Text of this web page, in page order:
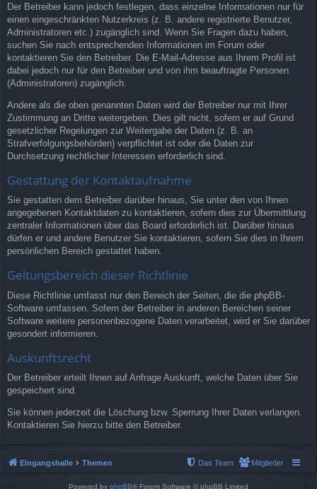
Der Betreiber kann jedoch festlegen, dass einzelne Informationen nur für
einen eingeschränkten Nutzerkreis (z. B. andere registrierte Benutzer,
Administratoren etc.) zugänglich sind. Wenn Sie Fragen dazu haben,
suchen Sie nach entsprechenden Informationen im Forum oder
kontaktieren Sie den Betreiber. Die E-Mail-Adresse aus Ihrem Profil ist
dabei jedoch nur für den Betreiber und von ihm beauftragte Personen
(Administratoren) zugänglich.
Andere als die oben genannten Daten wird der Betreiber nur mit Ihrer
Zustimmung an Dritte weitergeben. Dies gilt nicht, sofern er auf Grund
gesetzlicher Regelungen zur Weitergabe der Daten (z. B. an
Strafverfolgungsbehörden) verpflichtet ist oder die Daten zur
Durchsetzung rechtlicher Interessen erforderlich sind.
Gestattung der Kontaktaufnahme
Sie gestatten dem Betreiber darüber hinaus, Sie unter den von Ihnen
angegebenen Kontaktdaten zu kontaktieren, sofern dies zur Übermittlung
zentraler Informationen über das Board erforderlich ist. Darüber hinaus
dürfen er und andere Benutzer Sie kontaktieren, sofern Sie dies in Ihrem
persönlichen Bereich gestattet haben.
Geltungsbereich dieser Richtlinie
Diese Richtlinie umfasst nur den Bereich der Seiten, die die phpBB-
Software umfassen. Sofern der Betreiber in anderen Bereichen seiner
Software weitere personenbezogene Daten verarbeitet, wird er Sie darüber
gesondert informieren.
Auskunftsrecht
Der Betreiber erteilt Ihnen auf Anfrage Auskunft, welche Daten über Sie
gespeichert sind.
Sie können jederzeit die Löschung bzw. Sperrung Ihrer Daten verlangen.
Kontaktieren Sie hierzu bitte den Betreiber.
Eingangshalle Themen Mitglieder
Das Team
Powered by phpBB® Forum Software © phpBB Limited